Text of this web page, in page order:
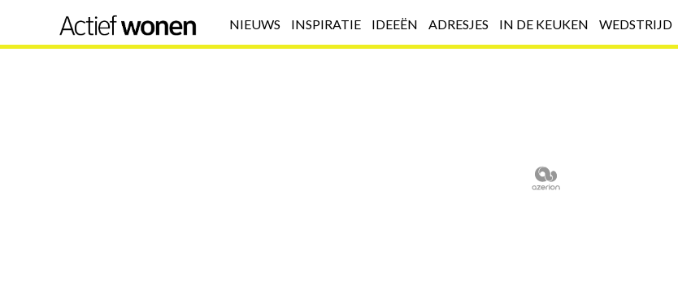
NIEUWS INSPIRATIE IDEEËN ADRESJES IN DE KEUKEN WEDSTRIJD